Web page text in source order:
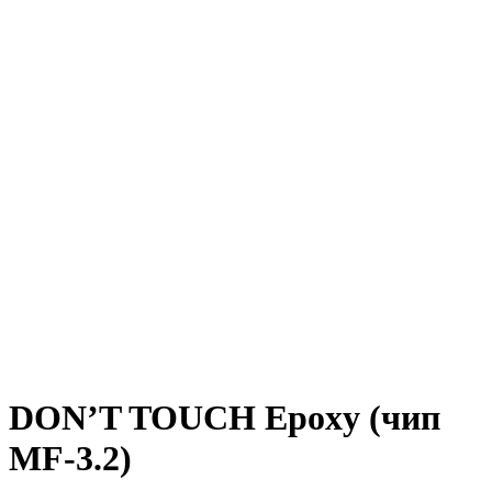
DON’T TOUCH Epoxy (чип
MF-3.2)